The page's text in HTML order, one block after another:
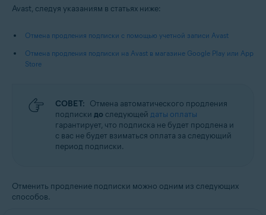
Avast, следуя указаниям в статьях ниже:
Отмена продления подписки с помощью учетной записи Avast
Отмена продления подписки на Avast в магазине Google Play или App
Store
СОВЕТ: Отмена автоматического продления
подписки до следующей даты оплаты
гарантирует, что подписка не будет продлена и
с вас не будет взиматься оплата за следующий
период подписки.
Отменить продление подписки можно одним из следующих
способов.